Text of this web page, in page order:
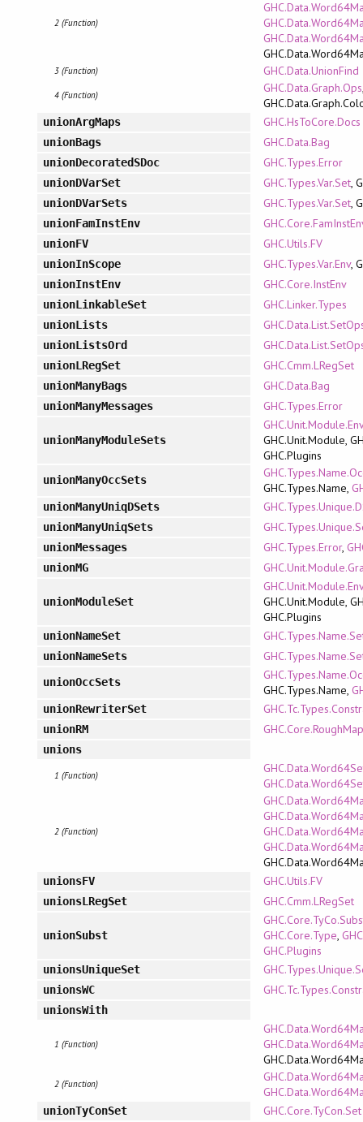
2 (Function)
3 (Function) GHC.Data.UnionFind
4 (Function) GHC.Data.Graph.Ops
unionArgMaps GHC.HsToCore.Docs
unionBags GHC.Data.Bag
unionDecoratedSDoc GHC.Types.Error
unionDVarSet GHC.Types.Var.Set,
unionDVarSets GHC.Types.Var.Set,
unionFamInstEnv
unionFV GHC.Utils.FV
unionInScope GHC.Types.Var.Env,
unionInstEnv GHC.Core.InstEnv
unionLinkableSet GHC.Linker.Types
unionLists
unionListsOrd
unionLRegSet GHC.Cmm.LRegSet
unionManyBags GHC.Data.Bag
unionManyMessages GHC.Types.Error
unionManyModuleSets
GHC.Unit.Module,
GHC.Plugins
unionManyOccSets
GHC.Types.Name,
unionManyUniqDSets
unionManyUniqSets
unionMessages GHC.Types.Error,
unionMG
unionModuleSet
GHC.Unit.Module,
GHC.Plugins
unionNameSet
unionNameSets
unionOccSets
GHC.Types.Name,
unionRewriterSet
unionRM
unions
1 (Function)
2 (Function)
unionsFV GHC.Utils.FV
unionsLRegSet GHC.Cmm.LRegSet
unionSubst
GHC.Core.Type,
GHC.Plugins
unionsUniqueSet
unionsWC
unionsWith
1 (Function)
2 (Function)
unionTyConSet GHC.Core.TyCon.Set